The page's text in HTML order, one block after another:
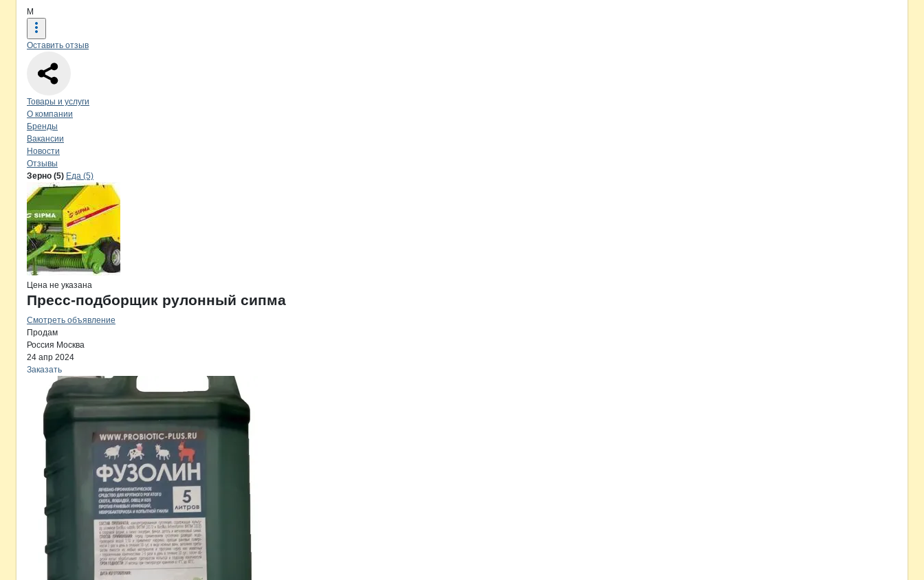
М
Оставить отзыв
Навигация по странице
Товары и услуги
О компании
Бренды
Вакансии
Новости
Отзывы
Продукция
Навигация по продуктам
Зерно (5) Еда (5)
Цена не указана
Пресс-подборщик рулонный сипма
Смотреть объявление
Продам
Россия Москва
24 апр 2024
Заказать